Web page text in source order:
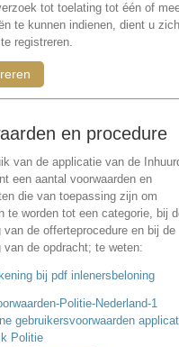
tot toelating tot één of
te kunnen indienen, dient u
registreren.
en procedure
van de applicatie van de
een aantal voorwaarden en
die van toepassing zijn om
te worden tot een categorie, bij
van de offerteprocedure en bij de
van de opdracht; te weten:
bij pdf inlenersbeloning
Politie-Nederland-1
gebruikersvoorwaarden
Politie